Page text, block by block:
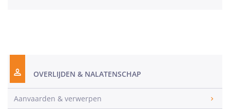
OVERLIJDEN & NALATENSCHAP
Aanvaarden & verwerpen